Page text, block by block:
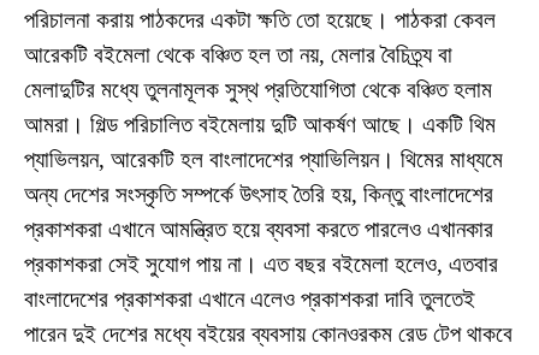
পরিচালনা করায় পাঠকদের একটা ক্ষতি তো হয়েছে। পাঠকরা কেবল
আরেকটি ব‌ইমেলা থেকে বঞ্চিত হল তা নয়, মেলার বৈচিত্র্য বা
মেলাদুটির মধ্যে তুলনামূলক সুস্থ প্রতিযোগিতা থেকে বঞ্চিত হলাম
আমরা। গিল্ড পরিচালিত ব‌ইমেলায় দুটি আকর্ষণ আছে। একটি থিম
প্যাভিলয়ন, আরেকটি হল বাংলাদেশের প্যাভিলিয়ন। থিমের মাধ্যমে
অন্য দেশের সংস্কৃতি সম্পর্কে উৎসাহ তৈরি হয়, কিন্তু বাংলাদেশের
প্রকাশকরা এখানে আমন্ত্রিত হয়ে ব্যবসা করতে পারলেও এখানকার
প্রকাশকরা সেই সুযোগ পায় না। এত বছর ব‌ইমেলা হলেও, এতবার
বাংলাদেশের প্রকাশকরা এখানে এলেও প্রকাশকরা দাবি তুলতেই
পারেন দুই দেশের মধ্যে ব‌ইয়ের ব্যবসায় কোনওরকম রেড টেপ থাকবে